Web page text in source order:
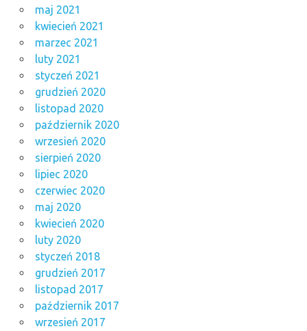
maj 2021
kwiecień 2021
marzec 2021
luty 2021
styczeń 2021
grudzień 2020
listopad 2020
październik 2020
wrzesień 2020
sierpień 2020
lipiec 2020
czerwiec 2020
maj 2020
kwiecień 2020
luty 2020
styczeń 2018
grudzień 2017
listopad 2017
październik 2017
wrzesień 2017